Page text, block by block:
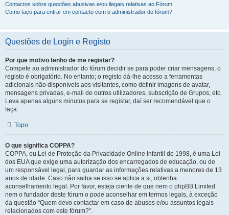
Contactos sobre questões abusivas e/ou ilegais relativas ao Fórum.
Como faço para entrar em contacto com o administrador do fórum?
Questões de Login e Registo
Por que motivo tenho de me registar?
Compete ao administrador do fórum decidir se para poder criar mensagens, o
registo é obrigatório. No entanto; o registo dá-lhe acesso a ferramentas
adicionais não disponíveis aos visitantes, como definir imagens de avatar,
mensagens privadas, e-mail de outros utilizadores, subscrição de Grupos, etc.
Leva apenas alguns minutos para se registar, daí ser recomendável que o
faça.
Topo
O que significa COPPA?
COPPA, ou Lei de Proteção da Privacidade Online Infantil de 1998, é uma Lei
dos EUA que exige uma autorização dos encarregados de educação, ou de
um responsável legal, para guardar as informações relativas a menores de 13
anos de idade. Caso não saiba se isso se aplica a si, obtenha
aconselhamento legal. Por favor, esteja ciente de que nem o phpBB Limited
nem o fundador deste fórum o pode aconselhar em termos legais, à exceção
da questão “Quem devo contactar em caso de abusos e/ou assuntos legais
relacionados com este fórum?”.